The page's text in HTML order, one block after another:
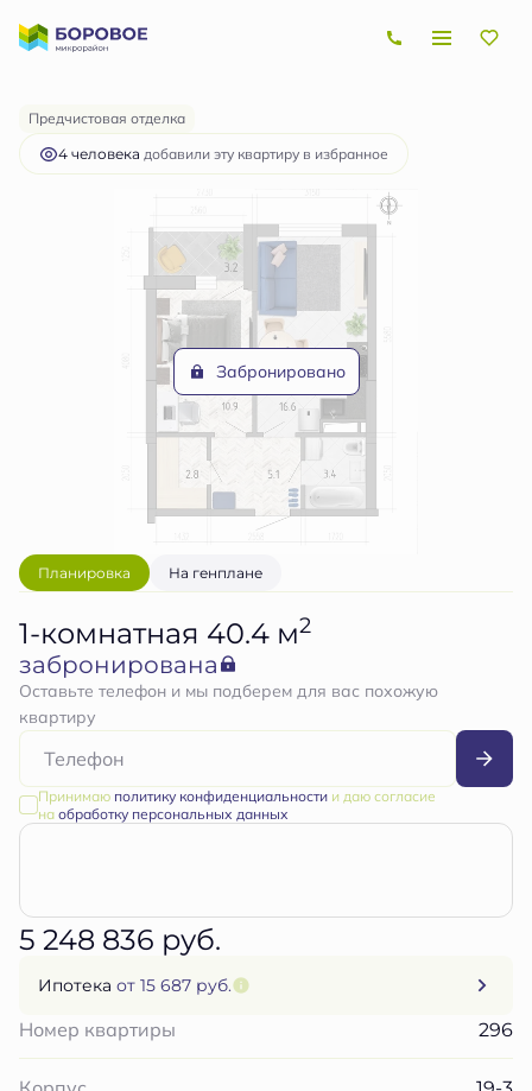
1-комнатная40.4 м 5 248 836 руб.
Ипотекаот 15 687 руб.
Предчистовая отделка
4 человекa добавили эту квартиру в избранное
Забронировано
Планировка На генплане
1-комнатная 40.4 м2
забронирована
Оставьте телефон и мы подберем для вас похожую
квартиру
Принимаю политику конфиденциальностии даю согласие
на обработку персональных данных
5 248 836 руб.
Ипотека от 15 687 руб.
Номер квартиры 296